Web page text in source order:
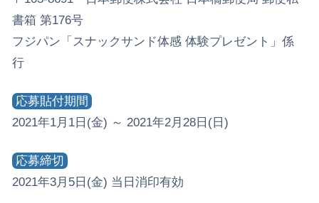
書箱 第176号
フジパン「スナックサンド体感 体験プレゼント」係
行
応募貼付期間
2021年1月1日(金) ～ 2021年2月28日(日)
応募締切
2021年3月5日(金) 当日消印有効